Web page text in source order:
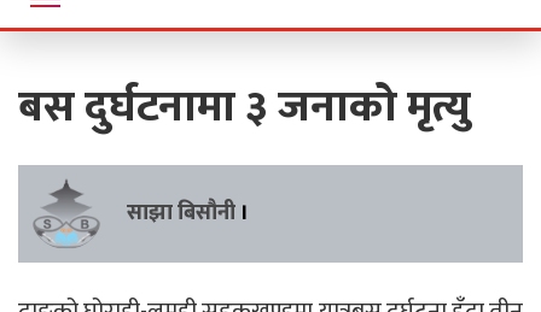
बस दुर्घटनामा ३ जनाको मृत्यु
साझा बिसौनी ।